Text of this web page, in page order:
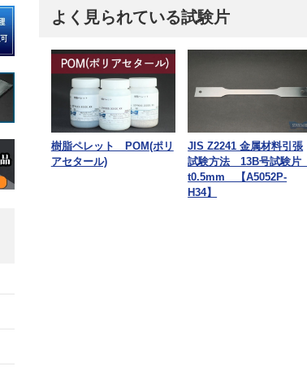
よく見られている試験片
樹脂ペレット POM(ポリ
アセタール)
JIS Z2241 金属材料引張
試験方法 13B号試験片
t0.5mm 【A5052P-
H34】